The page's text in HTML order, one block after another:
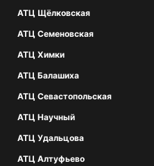
АТЦ Щёлковская
АТЦ Семеновская
АТЦ Химки
АТЦ Балашиха
АТЦ Севастопольская
АТЦ Научный
АТЦ Удальцова
АТЦ Алтуфьево